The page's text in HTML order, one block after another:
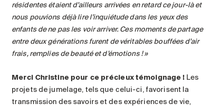
résidentes étaient d’ailleurs arrivées en retard ce jour-là et
nous pouvions déjà lire l’inquiétude dans les yeux des
enfants de ne pas les voir arriver. Ces moments de partage
entre deux générations furent de véritables bouffées d’air
frais, remplies de beauté et d’émotions ! »
Merci Christine pour ce précieux témoignage ! Les
projets de jumelage, tels que celui-ci, favorisent la
transmission des savoirs et des expériences de vie,